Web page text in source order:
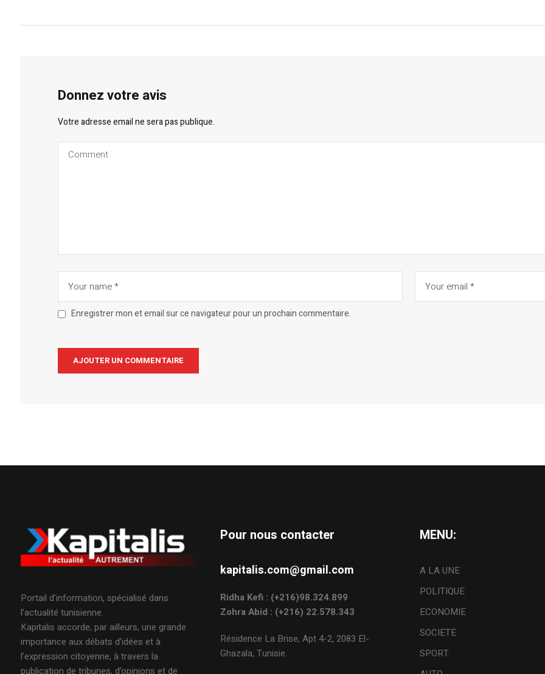
Donnez votre avis
Votre adresse email ne sera pas publique.
Enregistrer mon et email sur ce navigateur pour un prochain commentaire.
Portail d’information, spécialisé dans
l’actualité tunisienne.
Kapitalis accorde, par ailleurs, une grande
importance aux débats d’idées et à
l’expression citoyenne, à travers la
publication de tribunes, d’opinions et de
Pour nous contacter
kapitalis.com@gmail.com
Ridha Kefi : (+216)98.324.899
Zohra Abid : (+216) 22.578.343
Résidence La Brise, Apt 4-2, 2083 El-
Ghazala, Tunisie.
MENU:
A LA UNE
POLITIQUE
ECONOMIE
SOCIETE
SPORT